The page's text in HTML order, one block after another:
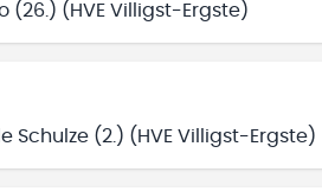
(26.) (HVE Villigst-Ergste)
Schulze (2.) (HVE Villigst-Ergste)